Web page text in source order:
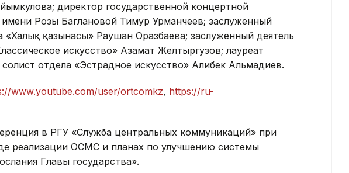
директор государственной концертной
имени Розы Баглановой Тимур Урманчеев; заслуженный
«Халық қазынасы» Раушан Оразбаева; заслуженный деятель
искусство» Азамат Желтыргузов; лауреат
отдела «Эстрадное искусство» Алибек Альмадиев.
www.youtube.com/user/ortcomkz, https://ru-
в РГУ «Служба центральных коммуникаций» при
реализации ОСМС и планах по улучшению системы
Главы государства».